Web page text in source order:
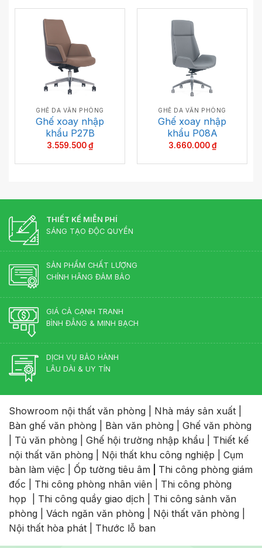
4.650.000 ₫.
GHẾ DA VĂN PHÒNG
Ghế xoay nhập
khẩu P27B
3.559.500₫
GHẾ DA VĂN PHÒNG
Ghế xoay nhập
khẩu P08A
3.660.000₫
THIẾT KẾ MIỄN PHÍ
SÁNG TẠO ĐỘC QUYỀN
SẢN PHẨM CHẤT LƯỢNG
CHÍNH HÃNG ĐẢM BẢO
GIÁ CẢ CẠNH TRANH
BÌNH ĐẲNG & MINH BẠCH
DỊCH VỤ BẢO HÀNH
LÂU DÀI & UY TÍN
Showroom nội thất văn phòng Nhà máy sản xuất
Bàn ghế văn phòng
Bàn văn phòng
Ghế văn phòng
Tủ văn phòng Ghế hội trường nhập khẩu
Thiết kế
nội thất văn phòng
Nội thất khu công nghiệp
Cụm
bàn làm việc
Ốp tường tiêu âm
Thi công phòng giám
đốc
Thi công phòng nhân viên
Thi công phòng
họp
Thi công quầy giao dịch
Thi công sảnh văn
phòng
Vách ngăn văn phòng Nội thất văn phòng
Nội thất hòa phát
Thước lỗ ban